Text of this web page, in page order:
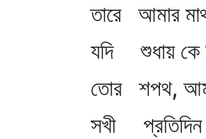
তারে আমার
যদি শুধায় কে
তোর শপথ,
সখী প্রতিদিন